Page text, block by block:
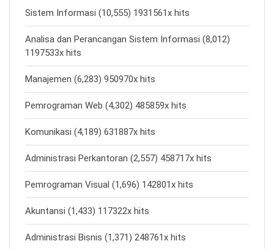
Sistem Informasi (10,555) 1931561x hits
Analisa dan Perancangan Sistem Informasi (8,012)
1197533x hits
Manajemen (6,283) 950970x hits
Pemrograman Web (4,302) 485859x hits
Komunikasi (4,189) 631887x hits
Administrasi Perkantoran (2,557) 458717x hits
Pemrograman Visual (1,696) 142801x hits
Akuntansi (1,433) 117322x hits
Administrasi Bisnis (1,371) 248761x hits